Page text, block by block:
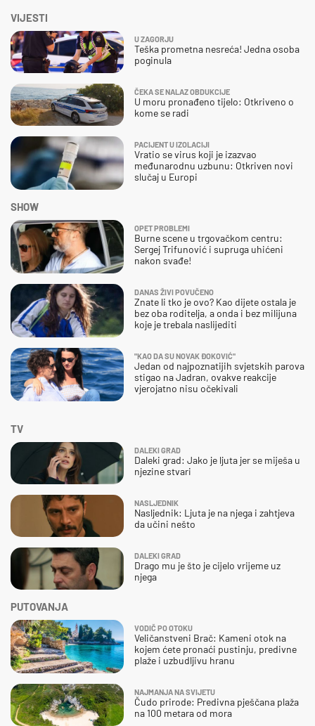
VIJESTI
U ZAGORJU
Teška prometna nesreća! Jedna osoba
poginula
ČEKA SE NALAZ OBDUKCIJE
U moru pronađeno tijelo: Otkriveno o
kome se radi
PACIJENT U IZOLACIJI
Vratio se virus koji je izazvao
međunarodnu uzbunu: Otkriven novi
slučaj u Europi
SHOW
OPET PROBLEMI
Burne scene u trgovačkom centru:
Sergej Trifunović i supruga uhićeni
nakon svađe!
DANAS ŽIVI POVUČENO
Znate li tko je ovo? Kao dijete ostala je
bez oba roditelja, a onda i bez milijuna
koje je trebala naslijediti
"KAO DA SU NOVAK ĐOKOVIĆ"
Jedan od najpoznatijih svjetskih parova
stigao na Jadran, ovakve reakcije
vjerojatno nisu očekivali
TV
DALEKI GRAD
Daleki grad: Jako je ljuta jer se miješa u
njezine stvari
NASLJEDNIK
Nasljednik: Ljuta je na njega i zahtjeva
da učini nešto
DALEKI GRAD
Drago mu je što je cijelo vrijeme uz
njega
PUTOVANJA
VODIČ PO OTOKU
Veličanstveni Brač: Kameni otok na
kojem ćete pronaći pustinju, predivne
plaže i uzbudljivu hranu
NAJMANJA NA SVIJETU
Čudo prirode: Predivna pješčana plaža
na 100 metara od mora